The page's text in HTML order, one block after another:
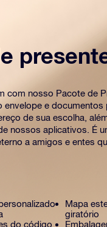
com nosso Pacote de
envelope e documentos
de sua escolha,
nossos aplicativos. É
a amigos e entes
do código
Mapa
giratório